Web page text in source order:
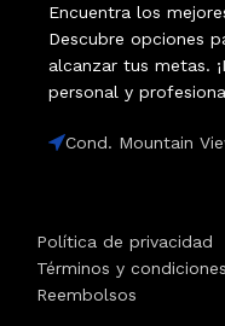
Encuentra los
Descubre opciones
alcanzar tus metas.
personal y
Cond. Mountain
Política de privacidad
Términos y condiciones
Reembolsos